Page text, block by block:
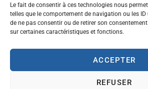
Le fait de consentir à ces technologies nous
telles que le comportement de navigation ou les
de ne pas consentir ou de retirer son
sur certaines caractéristiques et fonctions.
ACCEPTER
REFUSER
+32 (0)2 347 34 77
Copyright © 2023 ABFT.BE – Tous droits réservés